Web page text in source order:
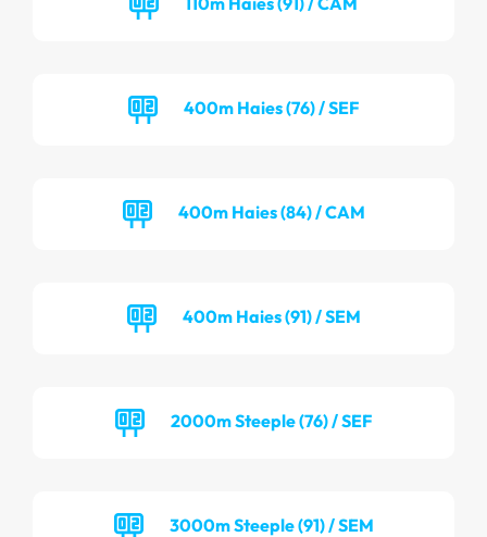
400m Haies (76) / SEF
400m Haies (84) / CAM
400m Haies (91) / SEM
2000m Steeple (76) / SEF
3000m Steeple (91) / SEM